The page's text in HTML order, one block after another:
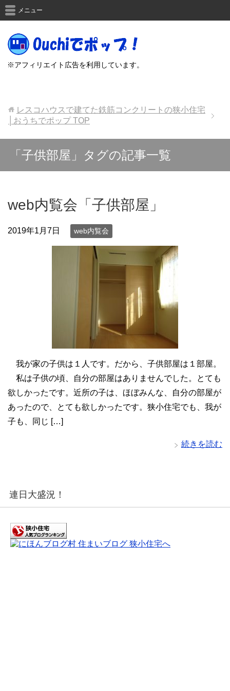
※アフィリエイト広告を利用しています。
メニュー
レスコハウスで建てた鉄筋コンクリートの狭小住宅
│おうちでポップTOP
「子供部屋」タグの記事一覧
web内覧会「子供部屋」
2019年1月7日 web内覧会
我が家の子供は１人です。だから、子供部屋は１部屋。
私は子供の頃、自分の部屋はありませんでした。とても
欲しかったです。近所の子は、ほぼみんな、自分の部屋が
あったので、とても欲しかったです。狭小住宅でも、我が
子も、同じ […]
続きを読む
連日大盛況！